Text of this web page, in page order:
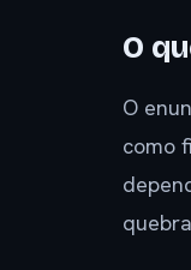
O
O
como